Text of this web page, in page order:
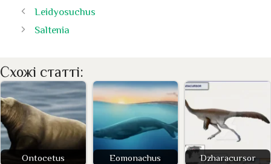
Leidyosuchus
Saltenia
Схожі статті:
Ontocetus Eomonachus Dzharacursor